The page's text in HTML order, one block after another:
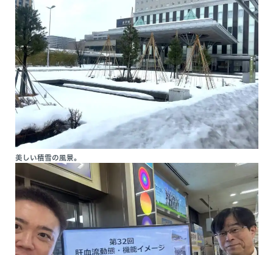
美しい積雪の風景。